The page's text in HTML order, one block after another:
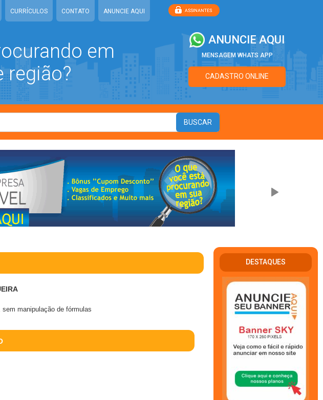
CURRÍCULOS CONTATO ANUNCIE AQUI
em
região?
ANUNCIE AQUI
MENSAGEM WHATS APP
CADASTRO ONLINE
manipulação de fórmulas
DESTAQUES